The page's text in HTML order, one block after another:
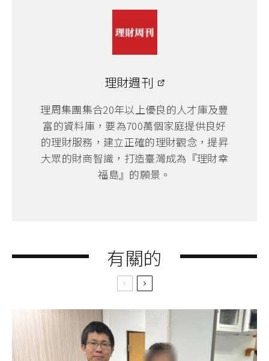
理財週刊
理周集團集合20年以上優良的人才庫及豐
富的資料庫，要為700萬個家庭提供良好
的理財服務，建立正確的理財觀念，提昇
大眾的財商智識，打造臺灣成為『理財幸
福島』的願景。
有關的